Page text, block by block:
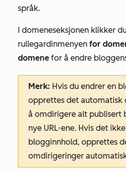
språk.
domeneseksjonen klikker
rullegardinmenyen for
domene for å endre
Merk: Hvis du endrer en
opprettes det
å omdirigere alt publisert
nye URL-ene. Hvis det
blogginnhold, opprettes
omdirigeringer